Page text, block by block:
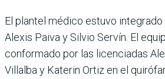
El plantel médico estuvo integrado
Alexis Paiva y Silvio Servín. El
conformado por las licenciadas
Villalba y Katerin Ortiz en el